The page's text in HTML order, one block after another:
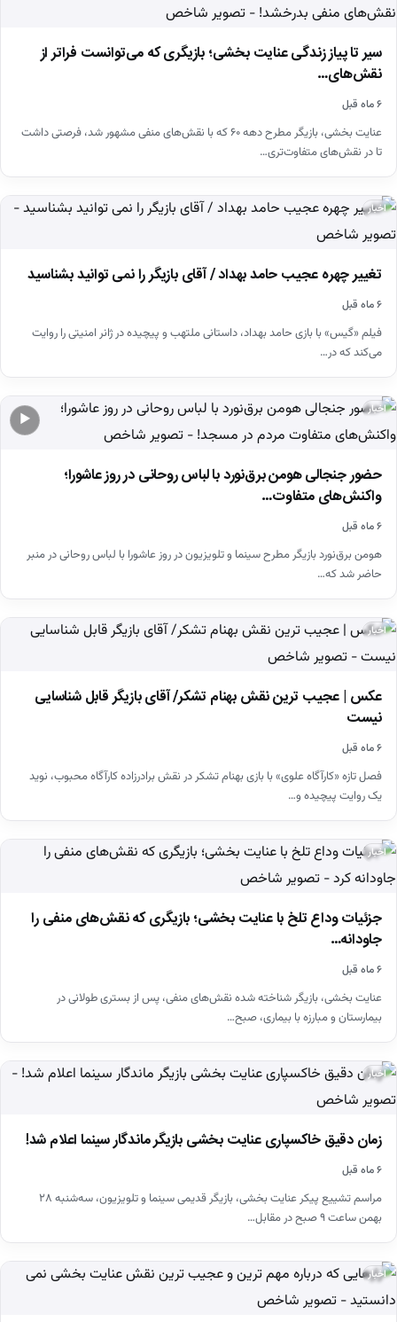
سیر تا پیاز زندگی عنایت بخشی؛ بازیگری که می‌توانست فراتر از
نقش‌های…
۶ ماه قبل
عنایت بخشی، بازیگر مطرح دهه ۶۰ که با نقش‌های منفی مشهور شد، فرصتی داشت
تا در نقش‌های متفاوت‌تری…
اخبار
تغییر چهره عجیب حامد بهداد / آقای بازیگر را نمی توانید بشناسید
۶ ماه قبل
فیلم «گیس» با بازی حامد بهداد، داستانی ملتهب و پیچیده در ژانر امنیتی را روایت
می‌کند که در…
▶
اخبار
حضور جنجالی هومن برق‌نورد با لباس روحانی در روز عاشورا؛
واکنش‌های متفاوت…
۶ ماه قبل
هومن برق‌نورد بازیگر مطرح سینما و تلویزیون در روز عاشورا با لباس روحانی در منبر
حاضر شد که…
اخبار
عکس | عجیب ترین نقش بهنام تشکر/ آقای بازیگر قابل شناسایی
نیست
۶ ماه قبل
فصل تازه «کارآگاه علوی» با بازی بهنام تشکر در نقش برادرزاده کارآگاه محبوب، نوید
یک روایت پیچیده و…
اخبار
جزئیات وداع تلخ با عنایت بخشی؛ بازیگری که نقش‌های منفی را
جاودانه…
۶ ماه قبل
عنایت بخشی، بازیگر شناخته شده نقش‌های منفی، پس از بستری طولانی در
بیمارستان و مبارزه با بیماری، صبح…
اخبار
زمان دقیق خاکسپاری عنایت بخشی بازیگر ماندگار سینما اعلام شد!
۶ ماه قبل
مراسم تشییع پیکر عنایت بخشی، بازیگر قدیمی سینما و تلویزیون، سه‌شنبه ۲۸
بهمن ساعت ۹ صبح در مقابل…
اخبار